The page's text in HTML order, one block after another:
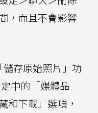
，而且不會影響
存原始照片」功
中的「媒體品
和下載」選項，